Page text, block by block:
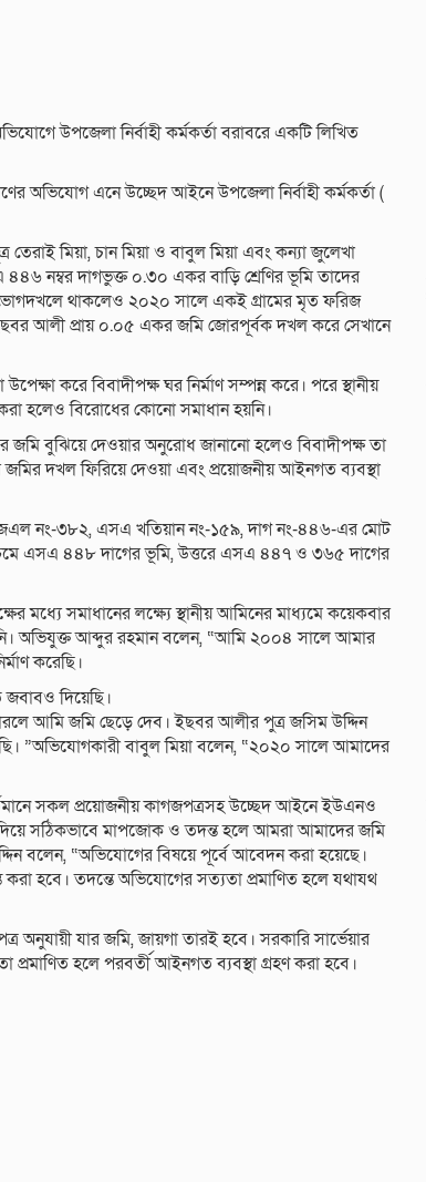
উপজেলা নির্বাহী কর্মকর্তা বরাবরে একটি লিখিত
অভিযোগ এনে উচ্ছেদ আইনে উপজেলা নির্বাহী কর্মকর্তা (
তেরাই মিয়া, চান মিয়া ও বাবুল মিয়া এবং কন্যা জুলেখা
নম্বর দাগভুক্ত ০.৩০ একর বাড়ি শ্রেণির ভূমি তাদের
ভোগদখলে থাকলেও ২০২০ সালে একই গ্রামের মৃত ফরিজ
আলী প্রায় ০.০৫ একর জমি জোরপূর্বক দখল করে সেখানে
করে বিবাদীপক্ষ ঘর নির্মাণ সম্পন্ন করে। পরে স্থানীয়
হলেও বিরোধের কোনো সমাধান হয়নি।
বুঝিয়ে দেওয়ার অনুরোধ জানানো হলেও বিবাদীপক্ষ তা
দখল ফিরিয়ে দেওয়া এবং প্রয়োজনীয় আইনগত ব্যবস্থা
নং-৩৮২, এসএ খতিয়ান নং-১৫৯, দাগ নং-৪৪৬-এর মোট
এসএ ৪৪৮ দাগের ভূমি, উত্তরে এসএ ৪৪৭ ও ৩৬৫ দাগের
মধ্যে সমাধানের লক্ষ্যে স্থানীয় আমিনের মাধ্যমে কয়েকবার
অভিযুক্ত আব্দুর রহমান বলেন, “আমি ২০০৪ সালে আমার
করেছি।
দিয়েছি।
আমি জমি ছেড়ে দেব। ইছবর আলীর পুত্র জসিম উদ্দিন
”অভিযোগকারী বাবুল মিয়া বলেন, “২০২০ সালে আমাদের
সকল প্রয়োজনীয় কাগজপত্রসহ উচ্ছেদ আইনে ইউএনও
দিয়ে সঠিকভাবে মাপজোক ও তদন্ত হলে আমরা আমাদের জমি
বলেন, “অভিযোগের বিষয়ে পূর্বে আবেদন করা হয়েছে।
হবে। তদন্তে অভিযোগের সত্যতা প্রমাণিত হলে যথাযথ
যার জমি, জায়গা তারই হবে। সরকারি সার্ভেয়ার
হলে পরবর্তী আইনগত ব্যবস্থা গ্রহণ করা হবে।